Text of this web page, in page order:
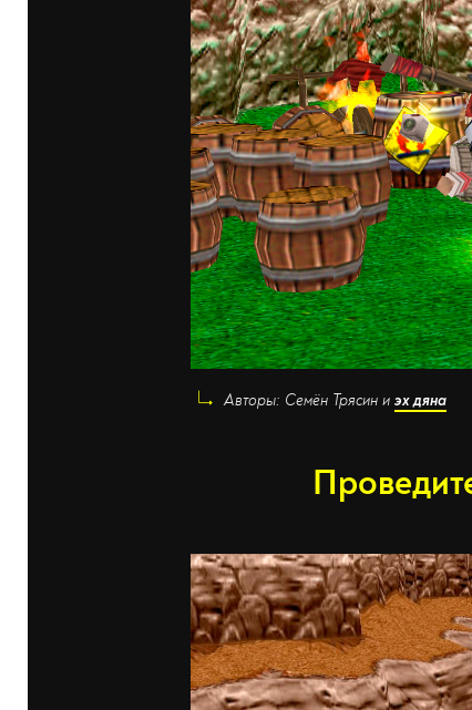
Авторы: Семён Трясин и эх дяна